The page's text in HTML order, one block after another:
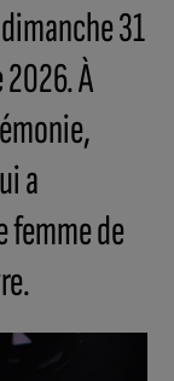
31
À
a
femme de